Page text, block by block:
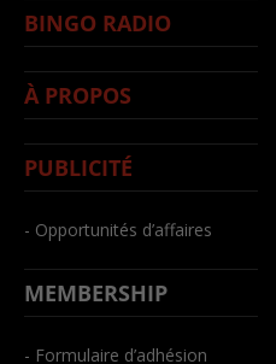
BINGO RADIO
À PROPOS
PUBLICITÉ
- Opportunités d’affaires
MEMBERSHIP
- Formulaire d’adhésion